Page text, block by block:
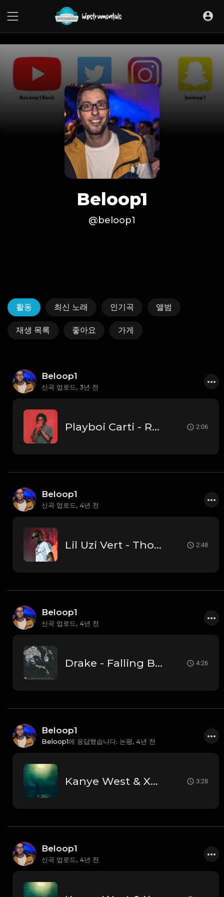
Beloop1
@beloop1
활동 최신 노래 인기곡 앨범
재생 목록 좋아요 가게
Beloop1
신곡 업로드, 3년 전
Playboi Carti - Red Ice (Instrumental) 2:06
Beloop1
신곡 업로드, 4년 전
Lil Uzi Vert - Thought Back (Instrumental) 2:48
Beloop1
신곡 업로드, 4년 전
Drake - Falling Back (Instrumental) 4:26
Beloop1
Beloop1에 응답했습니다. 논평, 4년 전
Kanye West & XXXTentacion - True Love (Instrumental) 3:28
Beloop1
신곡 업로드, 4년 전